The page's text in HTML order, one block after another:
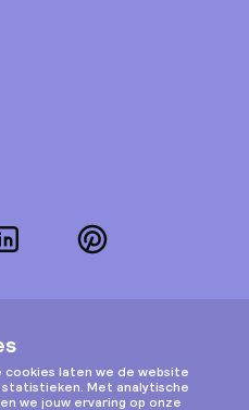
LinkedInPinterest
Instagram